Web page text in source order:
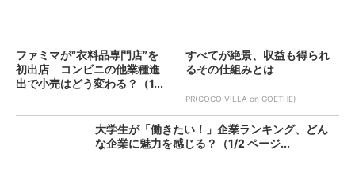
ファミマが“衣料品専門店”を
初出店 コンビニの他業種進
出で小売はどう変わる？（1...
すべてが絶景、収益も得られ
るその仕組みとは
PR(COCO VILLA on GOETHE)
大学生が「働きたい！」企業ランキング、どん
な企業に魅力を感じる？（1/2 ページ...